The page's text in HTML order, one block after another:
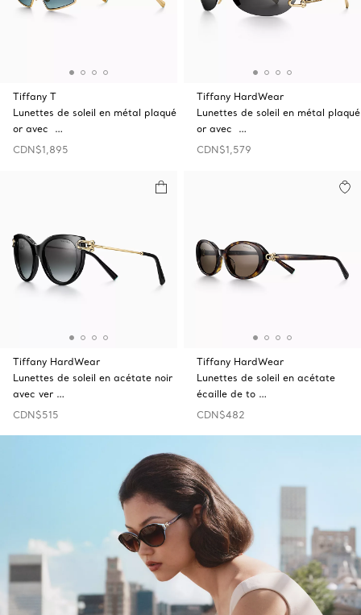
Tiffany T
Lunettes de soleil en métal plaqué
or avec …
CDN$1,895
Tiffany HardWear
Lunettes de soleil en métal plaqué
or avec …
CDN$1,579
Tiffany HardWear
Lunettes de soleil en acétate noir
avec ver …
CDN$515
Tiffany HardWear
Lunettes de soleil en acétate
écaille de to …
CDN$482